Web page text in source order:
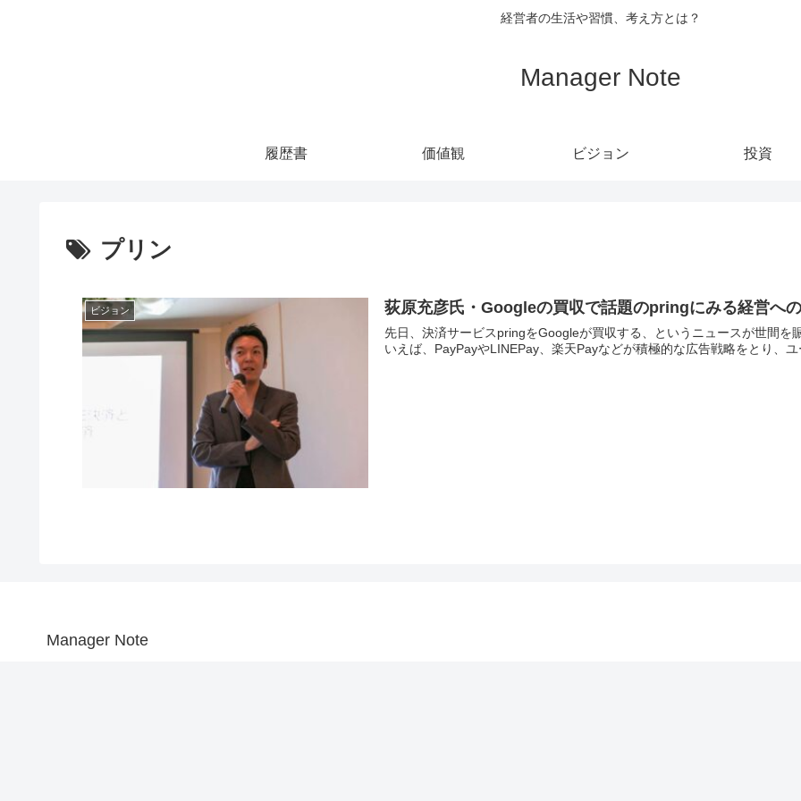
経営者の生活や習慣、考え方とは？
Manager Note
履歴書 価値観 ビジョン 投資
プリン
ビジョン 荻原充彦氏・Googleの買収で話題のpringにみる経営へ
先日、決済サービスpringをGoogleが買収する、というニュースが世間を賑わせました。 スマートフォン
いえば、PayPayやLINEPay、楽天Payなどが積極的な広告戦略をとり、
Manager Note